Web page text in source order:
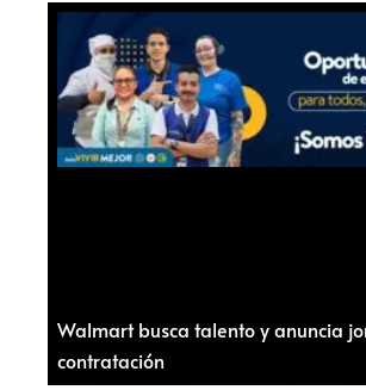
Walmart busca talento y anuncia
contratación